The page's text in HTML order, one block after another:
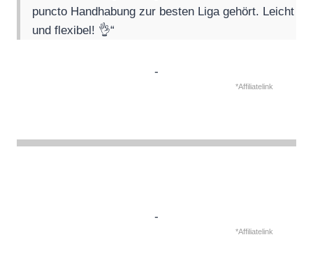
puncto Handhabung zur besten Liga gehört. Leicht
und flexibel! 👌“
-
*Affiliatelink
-
*Affiliatelink